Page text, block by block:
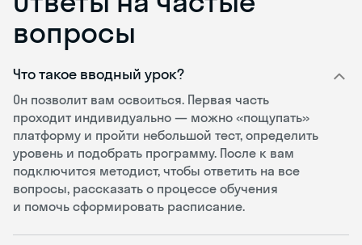
вопросы
Что такое вводный урок?
Он позволит вам освоиться. Первая часть
проходит индивидуально — можно «пощупать»
платформу и пройти небольшой тест, определить
уровень и подобрать программу. После к вам
подключится методист, чтобы ответить на все
вопросы, рассказать о процессе обучения
и помочь сформировать расписание.